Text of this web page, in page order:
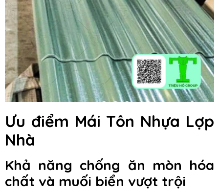
Ưu điểm Mái Tôn Nhựa Lợp
Nhà
Khả năng chống ăn mòn hóa
chất và muối biển vượt trội